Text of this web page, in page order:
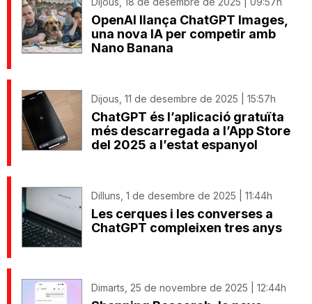
OpenAI llança ChatGPT Images,
una nova IA per competir amb
Nano Banana
Dijous, 11 de desembre de 2025 | 15:57h
ChatGPT és l’aplicació gratuïta
més descarregada a l’App Store
del 2025 a l’estat espanyol
Dilluns, 1 de desembre de 2025 | 11:44h
Les cerques i les converses a
ChatGPT compleixen tres anys
Dimarts, 25 de novembre de 2025 | 12:44h